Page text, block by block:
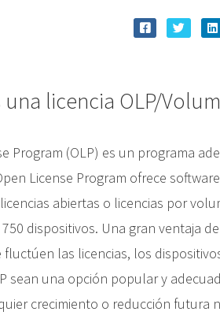
una licencia OLP/
Program (OLP) es un programa
License Program ofrece
abiertas o licencias por
dispositivos. Una gran ventaja
fluctúen las licencias, los
sean una opción popular y
crecimiento o reducción futura